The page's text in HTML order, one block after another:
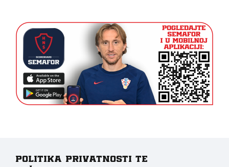
Politika privatnosti te